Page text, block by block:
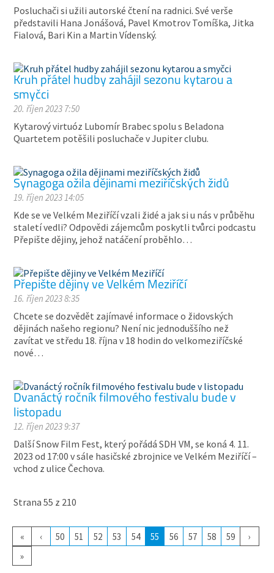
Posluchači si užili autorské čtení na radnici. Své verše
představili Hana Jonášová, Pavel Kmotrov Tomíška, Jitka
Fialová, Bari Kin a Martin Vídenský.
Kruh přátel hudby zahájil sezonu kytarou a
smyčci
20. říjen 2023 7:50
Kytarový virtuóz Lubomír Brabec spolu s Beladona
Quartetem potěšili posluchače v Jupiter clubu.
Synagoga ožila dějinami meziříčských židů
19. říjen 2023 14:05
Kde se ve Velkém Meziříčí vzali židé a jak si u nás v průběhu
staletí vedli? Odpovědi zájemcům poskytli tvůrci podcastu
Přepište dějiny, jehož natáčení proběhlo…
Přepište dějiny ve Velkém Meziříčí
16. říjen 2023 8:35
Chcete se dozvědět zajímavé informace o židovských
dějinách našeho regionu? Není nic jednoduššího než
zavítat ve středu 18. října v 18 hodin do velkomeziříčské
nové…
Dvanáctý ročník filmového festivalu bude v
listopadu
12. říjen 2023 9:37
Další Snow Film Fest, který pořádá SDH VM, se koná 4. 11.
2023 od 17:00 v sále hasičské zbrojnice ve Velkém Meziříčí –
vchod z ulice Čechova.
Strana 55 z 210
« ‹ 50 51 52 53 54 55 56 57 58 59
›
»